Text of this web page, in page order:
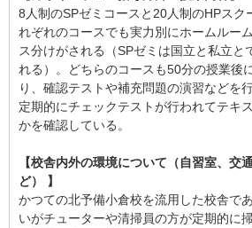
8人制のSPゼミコースと20人制のHPスク
れぞれのコースでも実力別にホームルー
ス分けがされる（SPゼミは国立と私立と
れる）。どちらのコースも50分の授業後
り、確認テストや補充問題の演習などを
定期的にチェックテストが行われてテキ
かを確認している。
【校舎内外の環境について（自習室、交
ど） 】
かつての北予備小倉校を流用した校舎で
いがチューターや清掃員の方が定期的に